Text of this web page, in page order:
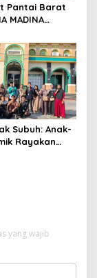
Pantai Barat
MADINA
Jalan
Natal- Natal
Subuh: Anak-
Rayakan
yang wajib